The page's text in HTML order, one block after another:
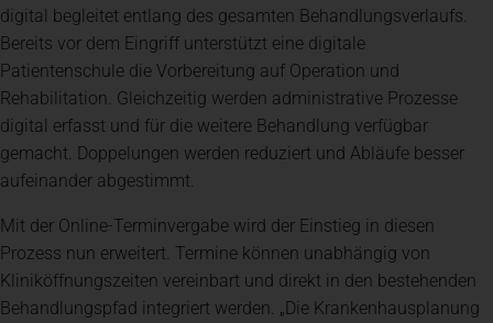
digital begleitet entlang des gesamten Behandlungsverlaufs.
Bereits vor dem Eingriff unterstützt eine digitale
Patientenschule die Vorbereitung auf Operation und
Rehabilitation. Gleichzeitig werden administrative Prozesse
digital erfasst und für die weitere Behandlung verfügbar
gemacht. Doppelungen werden reduziert und Abläufe besser
aufeinander abgestimmt.
Mit der Online-Terminvergabe wird der Einstieg in diesen
Prozess nun erweitert. Termine können unabhängig von
Kliniköffnungszeiten vereinbart und direkt in den bestehenden
Behandlungspfad integriert werden. „Die Krankenhausplanung